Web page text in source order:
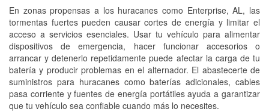
En zonas propensas a los huracanes como Enterprise, AL, las
tormentas fuertes pueden causar cortes de energía y limitar el
acceso a servicios esenciales. Usar tu vehículo para alimentar
dispositivos de emergencia, hacer funcionar accesorios o
arrancar y detenerlo repetidamente puede afectar la carga de tu
batería y producir problemas en el alternador. El abastecerte de
suministros para huracanes como baterías adicionales, cables
pasa corriente y fuentes de energía portátiles ayuda a garantizar
que tu vehículo sea confiable cuando más lo necesites.
freno
Hurricane Supplies
Conoce más